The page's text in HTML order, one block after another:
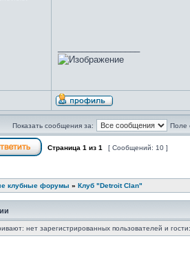
Показать сообщения за: Поле
Страница 1 из 1 [ Сообщений: 10 ]
клубные форумы » Клуб "Detroit Clan"
нет зарегистрированных пользователей и